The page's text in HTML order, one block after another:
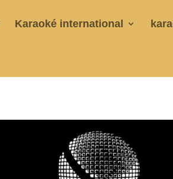
Karaoké international